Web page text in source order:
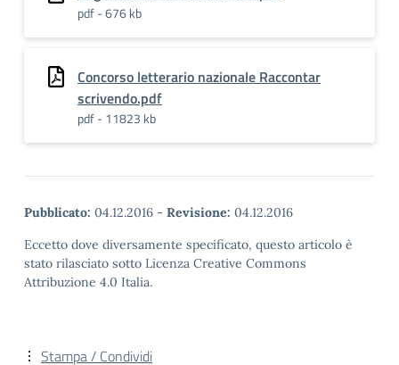
pdf - 676 kb
Concorso letterario nazionale Raccontar
scrivendo.pdf
pdf - 11823 kb
Pubblicato: 04.12.2016 - Revisione: 04.12.2016
Eccetto dove diversamente specificato, questo articolo è
stato rilasciato sotto Licenza Creative Commons
Attribuzione 4.0 Italia.
Stampa / Condividi